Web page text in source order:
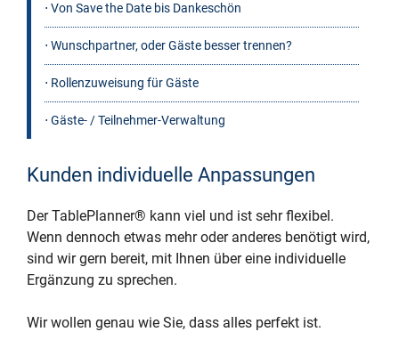
⋅ Von Save the Date bis Dankeschön
⋅ Wunschpartner, oder Gäste besser trennen?
⋅ Rollenzuweisung für Gäste
⋅ Gäste- / Teilnehmer-Verwaltung
Kunden individuelle Anpassungen
Der TablePlanner® kann viel und ist sehr flexibel.
Wenn dennoch etwas mehr oder anderes benötigt wird,
sind wir gern bereit, mit Ihnen über eine individuelle
Ergänzung zu sprechen.
Wir wollen genau wie Sie, dass alles perfekt ist.